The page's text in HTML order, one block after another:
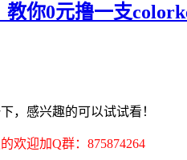
你0元撸一支
，感兴趣的可以试试看！
欢迎加Q群：875874264